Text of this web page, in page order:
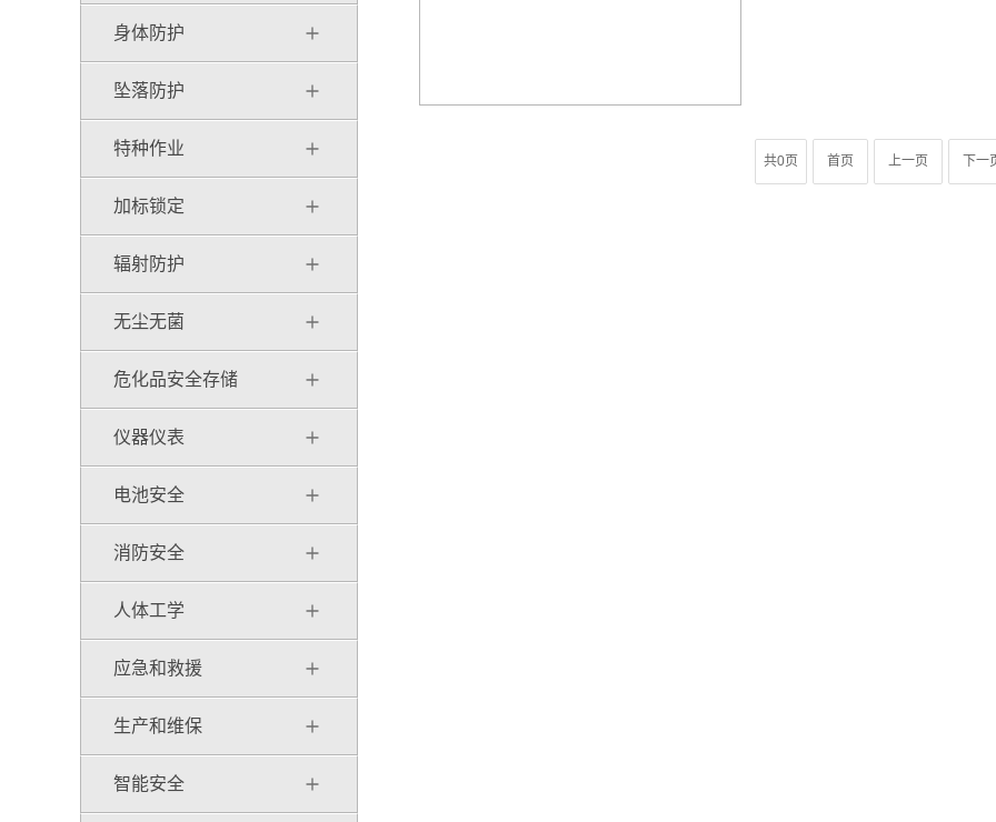
身体防护
坠落防护
特种作业
加标锁定
辐射防护
无尘无菌
危化品安全存储
仪器仪表
电池安全
消防安全
人体工学
应急和救援
生产和维保
智能安全
共0页 首页 上一页 下一